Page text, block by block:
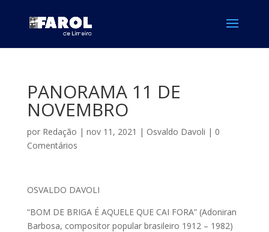
PANORAMA 11 DE
NOVEMBRO
por Redação | nov 11, 2021 | Osvaldo Davoli | 0
Comentários
OSVALDO DAVOLI
“BOM DE BRIGA É AQUELE QUE CAI FORA” (Adoniran
Barbosa, compositor popular brasileiro 1912 – 1982)